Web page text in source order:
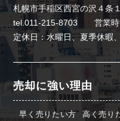
札幌市手稲区西宮の沢４条
tel.011-215-8703 営業
定休日：水曜日、夏季休暇
売却に強い理由
早く売りたい方 高く売り